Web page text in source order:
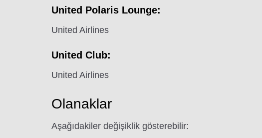
United Polaris Lounge:
United Airlines
United Club:
United Airlines
Olanaklar
Aşağıdakiler değişiklik gösterebilir: